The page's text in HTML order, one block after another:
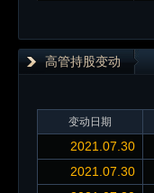
高管持股变动
变动日期
2021.07.30
2021.07.30